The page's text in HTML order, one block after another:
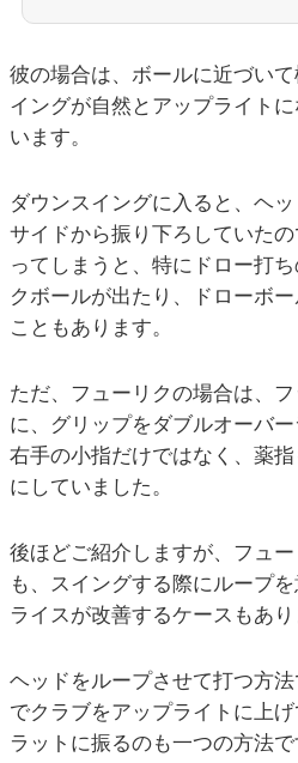
彼の場合は、ボールに近づい
イングが自然とアップライト
います。
ダウンスイングに入ると、ヘ
サイドから振り下ろしていた
ってしまうと、特にドロー打
クボールが出たり、ドローボ
こともあります。
ただ、フューリクの場合は、
に、グリップをダブルオーバ
右手の小指だけではなく、薬指
にしていました。
後ほどご紹介しますが、フュ
も、スイングする際にループ
ライスが改善するケースもあり
ヘッドをループさせて打つ方
でクラブをアップライトに上
ラットに振るのも一つの方法で